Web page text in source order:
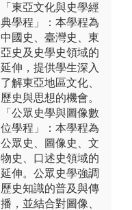
「東亞文化與史學經
典學程」：本學程為
中國史、臺灣史、東
亞史及史學史領域的
延伸，提供學生深入
了解東亞地區文化、
歷史與思想的機會。
「公眾史學與圖像數
位學程」：本學程為
公眾史、圖像史、文
物史、口述史領域的
延伸。公眾史學強調
歷史知識的普及與傳
播，並結合對圖像、